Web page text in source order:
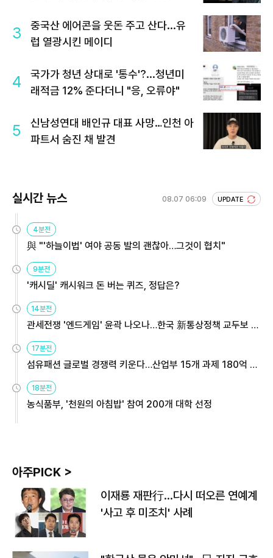
3
중국산 에어콘을 웃돈 주고 산다...유
럽 열광시킨 메이디
4
국가가 청년 상대로 '통수'?...청년미
래적금 12% 준다더니 "응, 오류야"
5
신남성연대 배인규 대표 사망…인천 아
파트서 숨진 채 발견
실시간 뉴스 08.07 06:09 UPDATE
4분전
與 "'하늘이법' 여야 공동 발의 괜찮아…그것이 협치"
9분전
'캐시딜' 캐시워크 돈 버는 퀴즈, 정답은?
14분전
관세전쟁 '엔드게임' 윤곽 나오나…한국 新통상정책 교두보 활
17분전
섬유패션 글로벌 경쟁력 키운다…산업부 15개 과제 180억 지
18분전
농식품부, '천원의 아침밥' 참여 200개 대학 선정
아주PICK >
이재룡 재판行…다시 떠오른 연예계
'사고 후 미조치' 사례